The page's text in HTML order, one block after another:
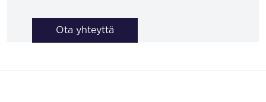
Ota yhteyttä